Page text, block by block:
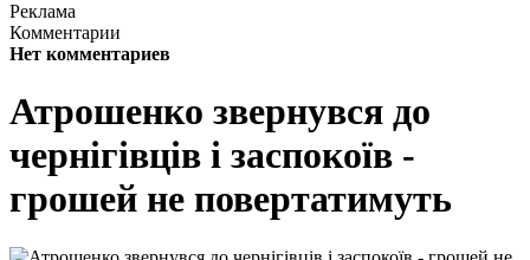
Реклама
Комментарии
Нет комментариев
Атрошенко звернувся до
чернігівців і заспокоїв -
грошей не повертатимуть